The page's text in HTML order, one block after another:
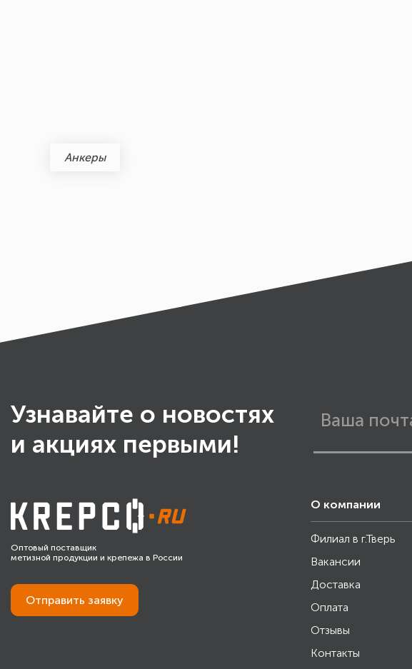
Анкеры
Узнавайте о новостях
и акциях первыми!
Оптовый поставщик
метизной продукции и крепежа в России
Отправить заявку
О компании
Филиал в г.Тверь
Вакансии
Доставка
Оплата
Отзывы
Контакты